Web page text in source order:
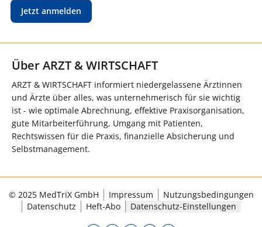
Jetzt anmelden
Über ARZT & WIRTSCHAFT
ARZT & WIRTSCHAFT informiert niedergelassene Ärztinnen
und Ärzte über alles, was unternehmerisch für sie wichtig
ist - wie optimale Abrechnung, effektive Praxisorganisation,
gute Mitarbeiterführung, Umgang mit Patienten,
Rechtswissen für die Praxis, finanzielle Absicherung und
Selbstmanagement.
© 2025 MedTriX GmbH Impressum
Nutzungsbedingungen
Datenschutz
Heft-Abo Datenschutz-Einstellungen